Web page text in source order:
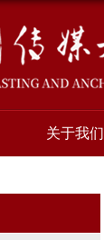
关于我们